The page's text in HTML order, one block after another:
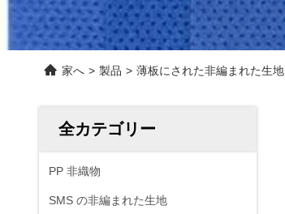
家へ > 製品 > 薄板にされた非編まれた生地
全カテゴリー
PP 非織物
SMS の非編まれた生地